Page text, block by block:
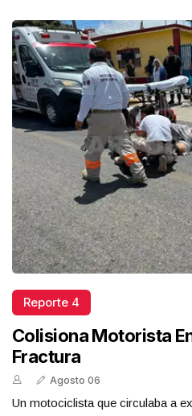
Reporte 4
Colisiona Motorista
Fractura
Agosto 06
Un motociclista que circulaba a